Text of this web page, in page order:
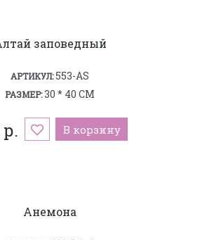
заповедный
АРТИКУЛ:553-AS
РАЗМЕР:30 * 40 СМ
В корзину
Анемона